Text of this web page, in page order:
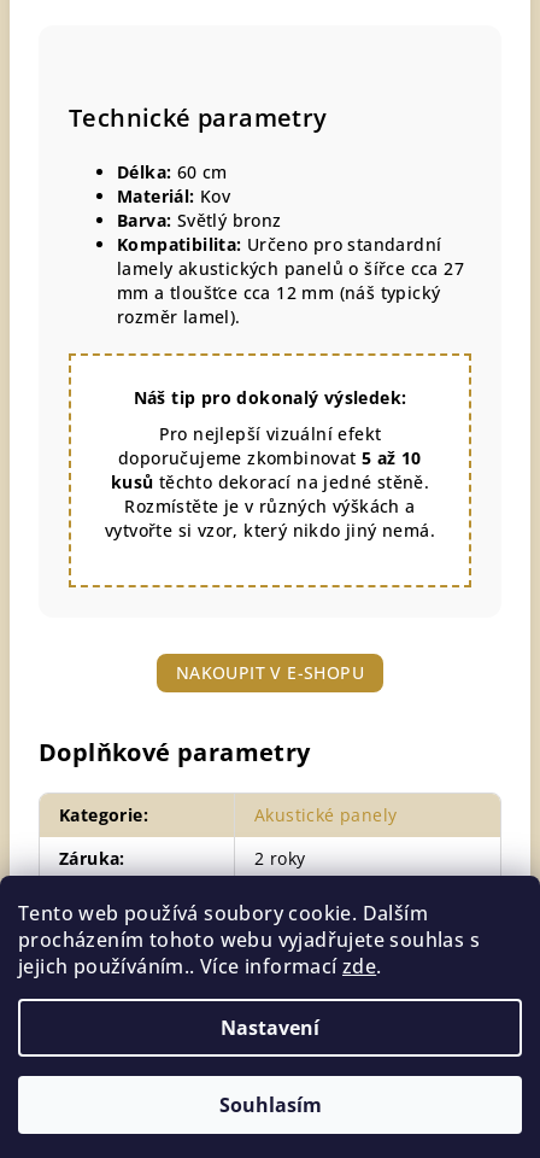
Tento web používá soubory cookie. Dalším
procházením tohoto webu vyjadřujete souhlas s
jejich používáním.. Více informacízde.
Nastavení
Souhlasím
Technické parametry
Délka: 60 cm
Materiál: Kov
Barva: Světlý bronz
Kompatibilita: Určeno pro standardní
lamely akustických panelů o šířce cca 27
mm a tloušťce cca 12 mm (náš typický
rozměr lamel).
Náš tip pro dokonalý výsledek:
Pro nejlepší vizuální efekt
doporučujeme zkombinovat5 až 10
kusů těchto dekorací na jedné stěně.
Rozmístěte je v různých výškách a
vytvořte si vzor, který nikdo jiný nemá.
NAKOUPIT V E-SHOPU
Doplňkové parametry
Kategorie:
Akustické panely
Záruka:
2 roky
Hmotnost
Položka byla vyprodána…
Copyright 2026Horve akustické panely. Všechna práva
vyhrazena.
Vytvořil Shoptet